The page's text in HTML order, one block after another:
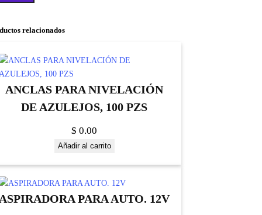
relacionados
ANCLAS PARA NIVELACIÓN
DE AZULEJOS, 100 PZS
$ 0.00
Añadir al carrito
PARA AUTO. 12V